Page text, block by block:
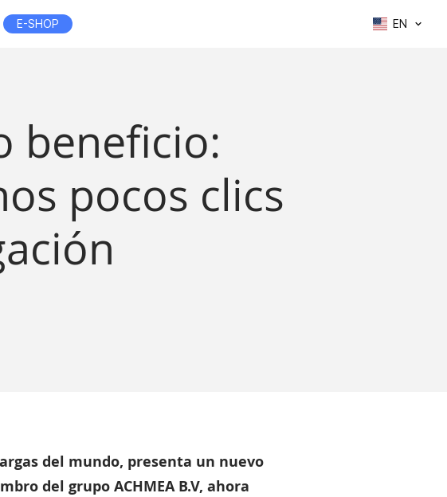
E-SHOP EN
beneficio:
pocos clics
del mundo, presenta un nuevo
del grupo ACHMEA B.V, ahora